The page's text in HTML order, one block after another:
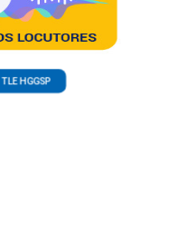
TLE HGGSP